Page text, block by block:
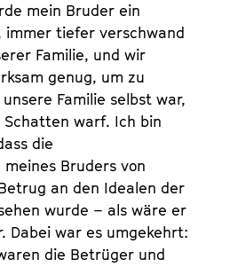
mein Bruder ein
immer tiefer verschwand
Familie, und wir
genug, um zu
Familie selbst war,
Schatten warf. Ich bin
die
Bruders von
an den Idealen der
wurde – als wäre er
Dabei war es umgekehrt:
die Betrüger und